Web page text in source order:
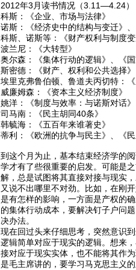
2012年3月读书情况（3.11—4.24）
科斯：《企业、市场与法律》
诺斯：《经济史中的结构与变迁》
科斯、诺斯等：《财产权利与制度
波兰尼：《大转型》
奥尔森：《集体行动的逻辑》、《
斯密德：《财产、权利和公共选择》
埃里克弗鲁伯顿、鲁道夫丙切特：
威廉姆森：《资本主义经济制度》
姚洋：《制度与效率：与诺斯对话》
司马南：《民主胡同40条》
韩毓海：《五百年来谁著史》
蒂利：《欧洲的抗争与民主》、《
到这个月为止，基本结束经济学的
学才有了些很重要的启发。可能是
解，总是试图将其直接对接与现实
又说不出哪里不对劲。比如，在刚
是有怎样的影响，一方面是产权的
的集体行动成本，要解决钉子户问
决办法。
现在回过头来仔细思考，突然意识
逻辑简单对应于现实的逻辑。想来
接对应于现实实体，也不能将其作
是毛主席讲的，要学习马克思主义